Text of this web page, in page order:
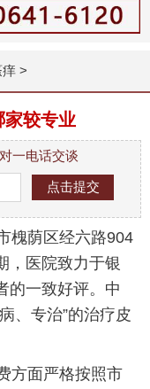
痒>
家较专业
一电话交谈
槐荫区经六路904
，医院致力于银
的一致好评。中
、专治”的治疗皮
方面严格按照市